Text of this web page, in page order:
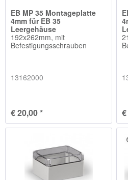
EB MP 35 Montageplatte
4mm für EB 35
Leergehäuse
192x262mm, mit
Befestigungsschrauben
13162000
€ 20,00 *